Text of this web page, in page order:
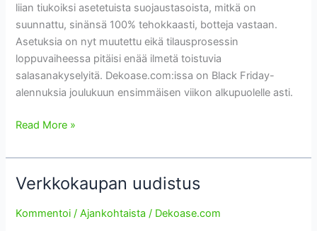
liian tiukoiksi asetetuista suojaustasoista, mitkä on
suunnattu, sinänsä 100% tehokkaasti, botteja vastaan.
Asetuksia on nyt muutettu eikä tilausprosessin
loppuvaiheessa pitäisi enää ilmetä toistuvia
salasanakyselyitä. Dekoase.com:issa on Black Friday-
alennuksia joulukuun ensimmäisen viikon alkupuolelle asti.
Bugikorjaus
Black
Friday
2024
Read More »
Verkkokaupan uudistus
Kommentoi /Ajankohtaista / Dekoase.com